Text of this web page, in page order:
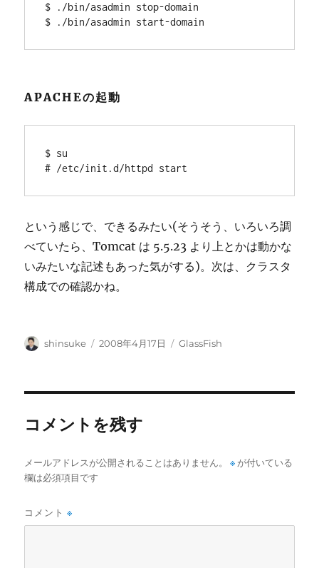
$ ./bin/asadmin stop-domain
APACHEの起動
$ su
という感じで、できるみたい(そうそう、いろいろ調
べていたら、Tomcat は 5.5.23 より上とかは動かな
いみたいな記述もあった気がする)。次は、クラスタ
構成での確認かね。
投
shinsuke
投
2008年4月17日
カ
GlassFish
コメントを残す
メールアドレスが公開されることはありません。 ※が付いている
欄は必須項目です
コメント※